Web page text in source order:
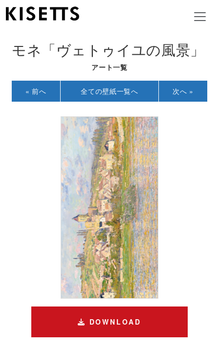
モネ「ヴェトゥイユの風景」
アート一覧
« 前へ 全ての壁紙一覧へ 次へ »
DOWNLOAD